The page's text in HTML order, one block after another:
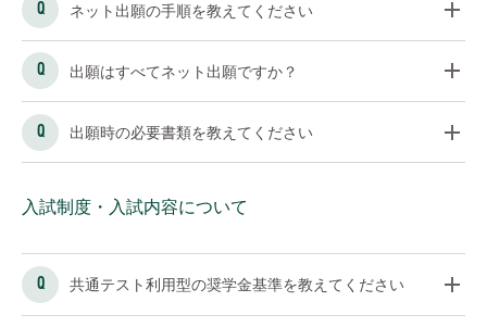
ネット出願の手順を教えてください
出願はすべてネット出願ですか？
出願時の必要書類を教えてください
入試制度・入試内容について
共通テスト利用型の奨学金基準を教えてください